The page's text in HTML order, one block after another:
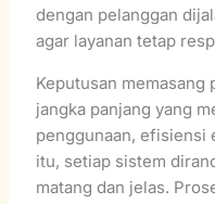
dengan pelanggan
agar layanan tetap
Keputusan memasang
jangka panjang yang
penggunaan, efisiensi
itu, setiap sistem
matang dan jelas.